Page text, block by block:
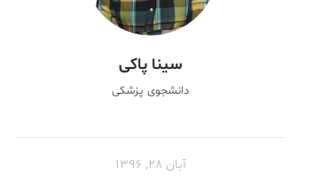
سینا پاکی
دانشجوی پزشکی
آبان ۲۸, ۱۳۹۶